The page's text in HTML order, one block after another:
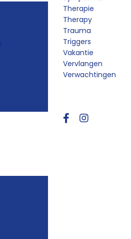
Therapie
Therapy
Trauma
Triggers
Vakantie
Vervlangen
Verwachtingen